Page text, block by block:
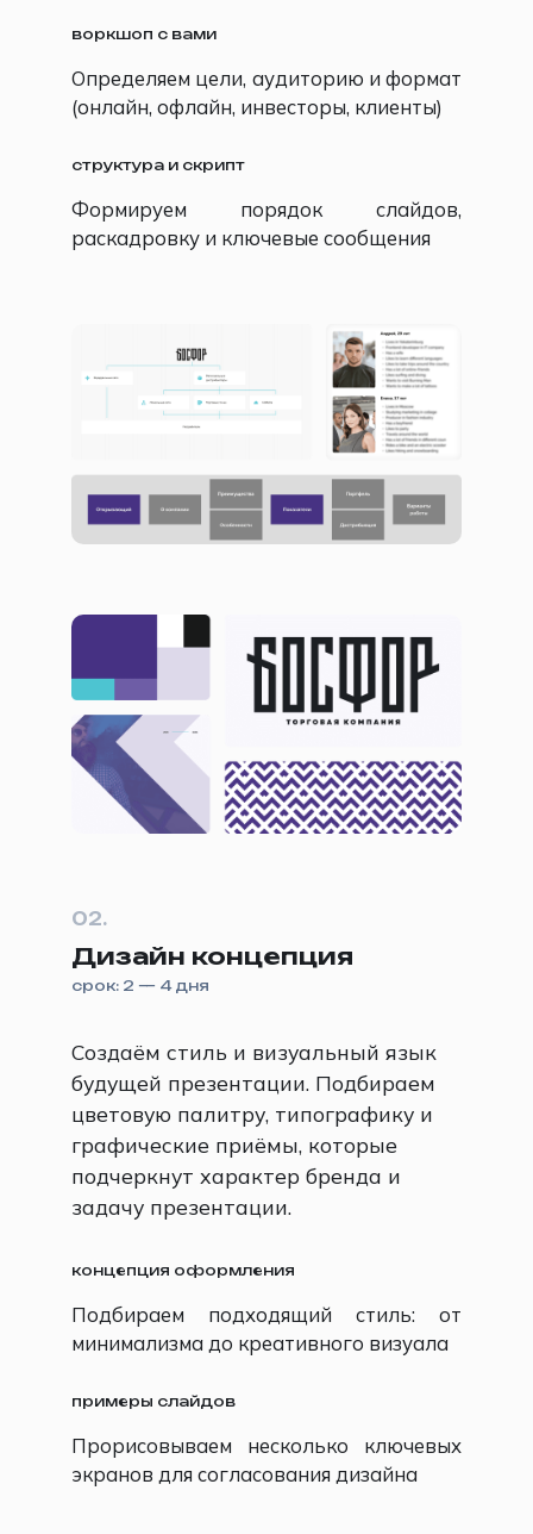
воркшоп с вами
Определяем цели, аудиторию и формат
(онлайн, офлайн, инвесторы, клиенты)
структура и скрипт
Формируем порядок слайдов,
раскадровку и ключевые сообщения
02.
Дизайн концепция
срок: 2 — 4 дня
Создаём стиль и визуальный язык
будущей презентации. Подбираем
цветовую палитру, типографику и
графические приёмы, которые
подчеркнут характер бренда и
задачу презентации.
концепция оформления
Подбираем подходящий стиль: от
минимализма до креативного визуала
примеры слайдов
Прорисовываем несколько ключевых
экранов для согласования дизайна